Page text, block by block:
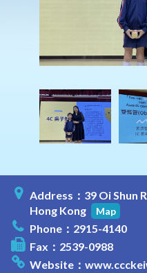
Address：39 Oi Shun
Hong Kong
Map
Phone：2915-4140
Fax：2539-0988
Website：